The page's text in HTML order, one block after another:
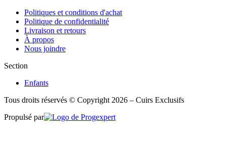
Politiques et conditions d'achat
Politique de confidentialité
Livraison et retours
À propos
Nous joindre
Section
Enfants
Tous droits réservés © Copyright 2026 – Cuirs Exclusifs
Propulsé par